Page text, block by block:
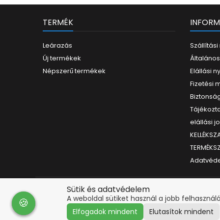
🍪
TERMÉK
Leárazás
Új termékek
Népszerű termékek
Elállási
Fizetési
elállási
Sütik és adatvédelem
A weboldal sütiket használ a jobb
Elfogadok mindent
Elutasítok mindent
🍪